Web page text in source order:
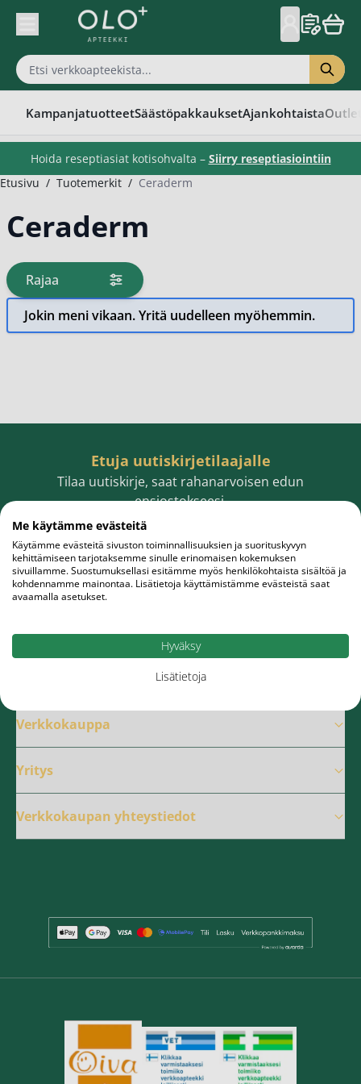
Skip to Content
KampanjatuotteetSäästöpakkauksetAjankohtaista
Hoida reseptiasiat kotisohvalta – Siirry reseptiasiointiin
Etusivu / Tuotemerkit / Ceraderm
Ceraderm
Rajaa
tuotteita
Jokin meni vikaan. Yritä uudelleen myöhemmin.
Etuja uutiskirjetilaajalle
Tilaa uutiskirje, saat rahanarvoisen edun
ensiostokseesi.
Sähköpostiosoite
Tilaa
Verkkokauppa
Yritys
Verkkokaupan yhteystiedot
Me käytämme evästeitä
Käytämme evästeitä sivuston toiminnallisuuksien ja suorituskyvyn
kehittämiseen tarjotaksemme sinulle erinomaisen kokemuksen
sivuillamme. Suostumuksellasi esitämme myös henkilökohtaista sisältöä ja
kohdennamme mainontaa. Lisätietoja käyttämistämme evästeistä saat
avaamalla asetukset.
Hyväksy
Lisätietoja